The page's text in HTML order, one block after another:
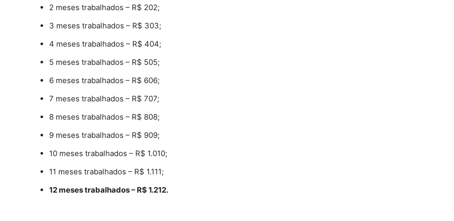
2 meses trabalhados – R$ 202;
3 meses trabalhados – R$ 303;
4 meses trabalhados – R$ 404;
5 meses trabalhados – R$ 505;
6 meses trabalhados – R$ 606;
7 meses trabalhados – R$ 707;
8 meses trabalhados – R$ 808;
9 meses trabalhados – R$ 909;
10 meses trabalhados – R$ 1.010;
11 meses trabalhados – R$ 1.111;
12 meses trabalhados – R$ 1.212.